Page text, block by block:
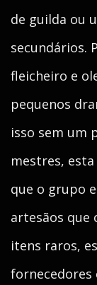
de guilda ou
secundários.
fleicheiro e
pequenos
isso sem um
mestres,
que o grupo
artesãos que
itens raros,
fornecedores